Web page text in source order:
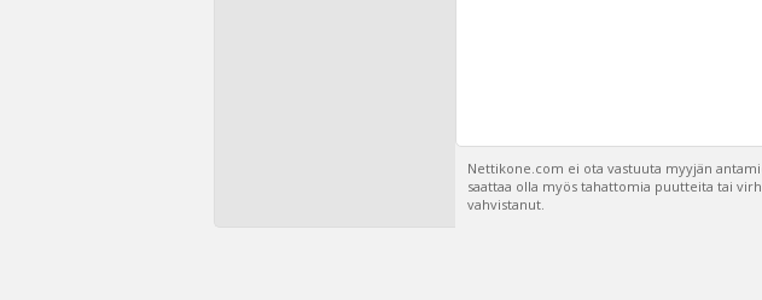
Nettikone.com ei ota vastuuta myyjän
saattaa olla myös tahattomia puutteita tai
vahvistanut.